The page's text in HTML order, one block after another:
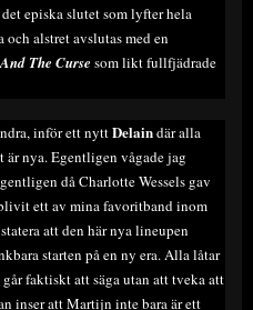
episka slutet som lyfter hela
och alstret avslutas med en
The Curse som likt fullfjädrade
inför ett nyttDelaindär alla
nya. Egentligen vågade jag
då Charlotte Wessels gav
ett av mina favoritband inom
att den här nya lineupen
starten på en ny era. Alla låtar
faktiskt att säga utan att tveka att
inser att Martijn inte bara är ett